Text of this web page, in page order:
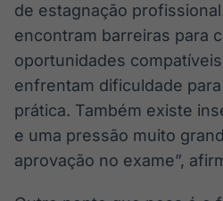
Soluções de
Tecnologia
de estagnação
encontram barreiras para
oportunidades
enfrentam dificuldade
prática. Também existe
e uma pressão muito
aprovação no exame”,